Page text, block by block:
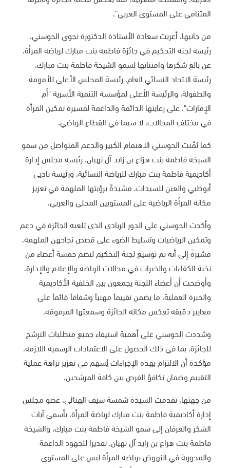
المتنامي على المستوى العربي".
من جانبها، أعربت سعادة الأستاذة الدكتورة نجوى الحوسني،
رئيسة لجنة التحكيم في جائزة فاطمة بنت مبارك لرياضة المرأة،
عن بالغ شكرها وامتنانها لسمو الشيخة فاطمة بنت مبارك،
رئيسة الاتحاد النسائي العام، رئيسة المجلس الأعلى للأمومة
والطفولة، والرئيسة الأعلى لمؤسسة التنمية الأسرية "أم
الإمارات"، على رعايتها الدائمة والداعمة لمسيرة تمكين المرأة
في مختلف المجالات، لا سيما في القطاع الرياضي.
كما ثمّنت الحوسني الاهتمام الكبير والدعم المتواصل من سمو
الشيخة فاطمة بنت هزاع بن زايد آل نهيان، رئيسة مجلس إدارة
أكاديمية فاطمة بنت مبارك للرياضة النسائية، ورئيسة ناديي
أبوظبي والعين للسيدات، مشيدةً برؤيتها الملهمة في تعزيز
مكانة المرأة الرياضية على المستويين المحلي والعربي.
وأكدت الحوسني على الدور الريادي الذي تلعبه الجائزة في دعم
وتمكين الرياضيات وتسليط الضوء على قصص نجاحهن الملهمة،
مشيرةً إلى أنه تم توسيع لجنة التحكيم لتضم خمسة أعضاء من
نخبة الكفاءات والخبرات في مجالات الرياضة والإعلام والإدارة.
وأوضحت أن أعضاء اللجنة يجمعون بين الخلفية الأكاديمية
والخبرة العملية، ما يضمن تقييماً مهنياً وشفافاً قائماً على
معايير دقيقة تعكس مكانة الجائزة وسمعتها المرموقة.
وشددت الحوسني على أهمية استيفاء جميع متطلبات الترشح
للجائزة، بما في ذلك الحصول على الاعتمادات الرسمية اللازمة،
مؤكدة أن الالتزام بهذه الإجراءات يُسهم في تعزيز نزاهة عملية
التقييم وضمان تكافؤ الفرص بين كافة المرشحين.
من جهتها، تقدمت السيدة شمسة سيف الهنائي، عضو مجلس
إدارة أكاديمية فاطمة بنت مبارك لرياضة المرأة، بأسمى آيات
الشكر والعرفان إلى سمو الشيخة فاطمة بنت مبارك، والشيخة
فاطمة بنت هزاع بن زايد آل نهيان، تقديراً للجهود الداعمة
والمحورية في النهوض برياضة المرأة ليس على المستوى